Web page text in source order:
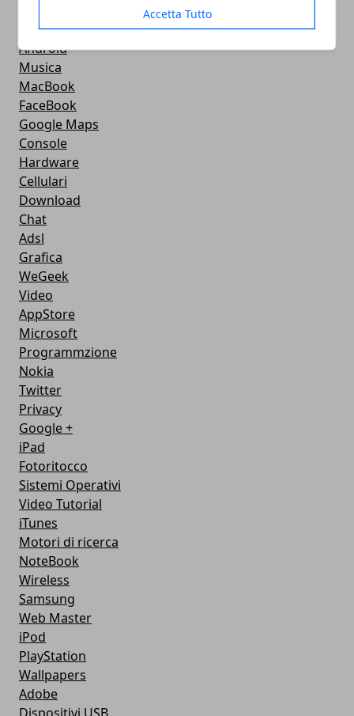
Accetta Tutto
Streaming
Android
Musica
MacBook
FaceBook
Google Maps
Console
Hardware
Cellulari
Download
Chat
Adsl
Grafica
WeGeek
Video
AppStore
Microsoft
Programmzione
Nokia
Twitter
Privacy
Google +
iPad
Fotoritocco
Sistemi Operativi
Video Tutorial
iTunes
Motori di ricerca
NoteBook
Wireless
Samsung
Web Master
iPod
PlayStation
Wallpapers
Adobe